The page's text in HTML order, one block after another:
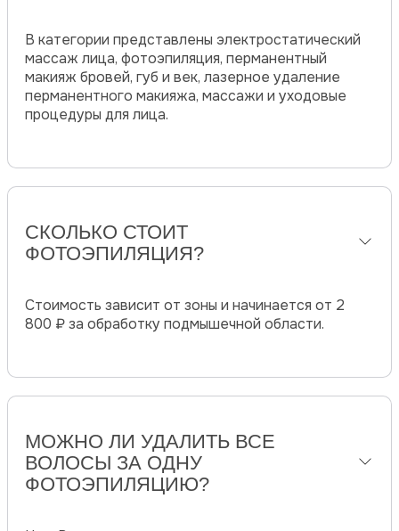
В категории представлены электростатический
массаж лица, фотоэпиляция, перманентный
макияж бровей, губ и век, лазерное удаление
перманентного макияжа, массажи и уходовые
процедуры для лица.
СКОЛЬКО СТОИТ
ФОТОЭПИЛЯЦИЯ?
Стоимость зависит от зоны и начинается от 2
800 ₽ за обработку подмышечной области.
МОЖНО ЛИ УДАЛИТЬ ВСЕ
ВОЛОСЫ ЗА ОДНУ
ФОТОЭПИЛЯЦИЮ?